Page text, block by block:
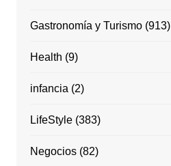
Gastronomía y Turismo(913)
Health (9)
infancia (2)
LifeStyle(383)
Negocios(82)